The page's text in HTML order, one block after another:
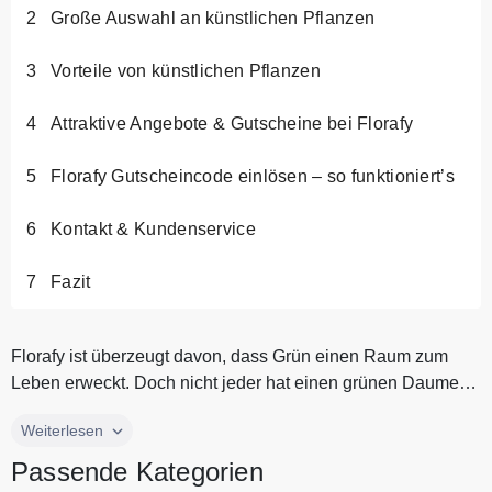
Große Auswahl an künstlichen Pflanzen
Vorteile von künstlichen Pflanzen
Attraktive Angebote & Gutscheine bei Florafy
Florafy Gutscheincode einlösen – so funktioniert’s
Kontakt & Kundenservice
Fazit
Florafy ist überzeugt davon, dass Grün einen Raum zum
Leben erweckt. Doch nicht jeder hat einen grünen Daumen
Florafy ist überzeugt davon, dass Grün einen Raum zum
oder die Zeit, Pflanzen zu pflegen. Deshalb hat Florafy eine
Weiterlesen
Passende Kategorien